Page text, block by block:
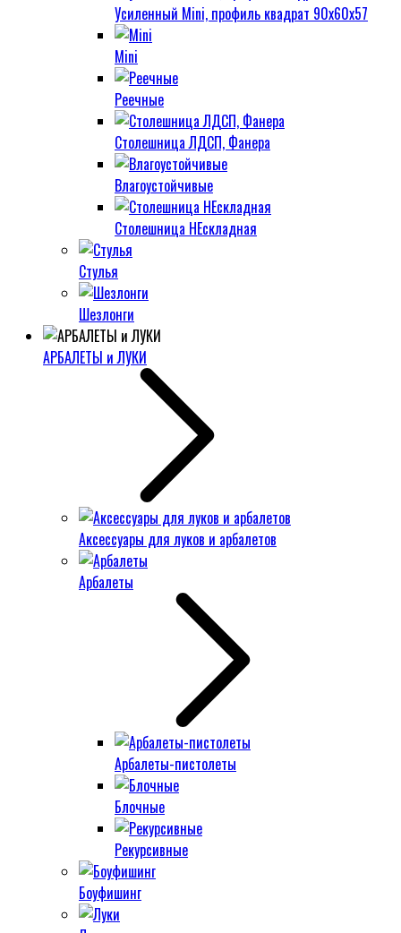
Усиленный Mini, профиль квадрат 90х60х57
Mini
Реечные
Столешница ЛДСП, Фанера
Влагоустойчивые
Столешница НЕскладная
Стулья
Шезлонги
АРБАЛЕТЫ и ЛУКИ
Аксессуары для луков и арбалетов
Арбалеты
Арбалеты-пистолеты
Блочные
Рекурсивные
Боуфишинг